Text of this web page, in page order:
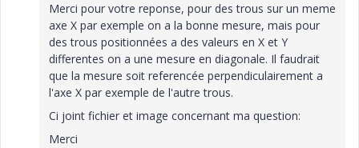
Merci pour votre reponse, pour des trous sur un meme
axe X par exemple on a la bonne mesure, mais pour
des trous positionnées a des valeurs en X et Y
differentes on a une mesure en diagonale. Il faudrait
que la mesure soit referencée perpendiculairement a
l'axe X par exemple de l'autre trous.
Ci joint fichier et image concernant ma question:
Merci